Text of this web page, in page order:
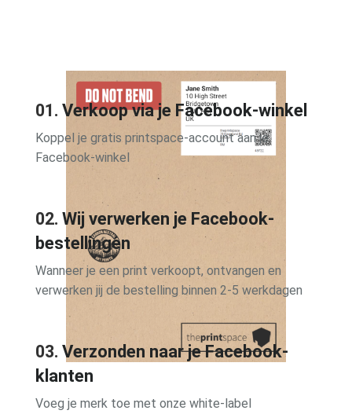
01. Verkoop via je Facebook-winkel
Koppel je gratis printspace-account aan je
Facebook-winkel
02. Wij verwerken je Facebook-
bestellingen
Wanneer je een print verkoopt, ontvangen en
verwerken jij de bestelling binnen 2-5 werkdagen
03. Verzonden naar je Facebook-
klanten
Voeg je merk toe met onze white-label
Subscribeto our newsletter to be notified